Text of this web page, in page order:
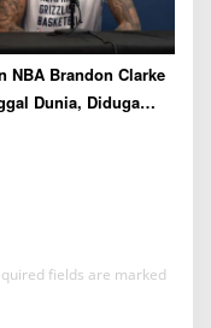
NBA Brandon Clarke
Dunia, Diduga
fields are marked